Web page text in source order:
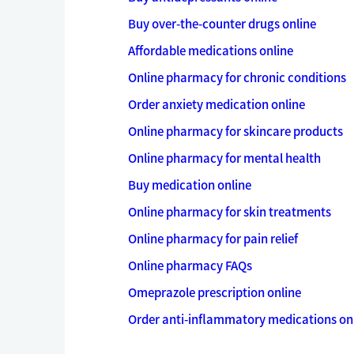
Buy over-the-counter drugs online
Affordable medications online
Online pharmacy for chronic conditions
Order anxiety medication online
Online pharmacy for skincare products
Online pharmacy for mental health
Buy medication online
Online pharmacy for skin treatments
Online pharmacy for pain relief
Online pharmacy FAQs
Omeprazole prescription online
Order anti-inflammatory medications